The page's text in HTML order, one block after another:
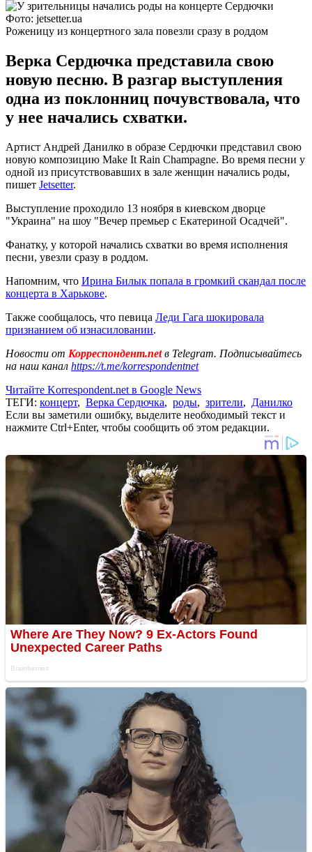
Фото: jetsetter.ua
Роженицу из концертного зала повезли сразу в роддом
Верка Сердючка представила свою
новую песню. В разгар выступления
одна из поклонниц почувствовала, что
у нее начались схватки.
Артист Андрей Данилко в образе Сердючки представил свою
новую композицию Make It Rain Champagne. Во время песни у
одной из присутствовавших в зале женщин начались роды,
пишет Jetsetter.
Выступление проходило 13 ноября в киевском дворце
"Украина" на шоу "Вечер премьер с Екатериной Осадчей".
Фанатку, у которой начались схватки во время исполнения
песни, увезли сразу в роддом.
Напомним, что Ирина Билык попала в громкий скандал после
концерта в Харькове.
Также сообщалось, что певица Леди Гага шокировала
признанием об изнасиловании.
Новости от Корреспондент.netв Telegram. Подписывайтесь
на наш канал https://t.me/korrespondentnet
Читайте Korrespondent.net в Google News
ТЕГИ: концерт, Верка Сердючка, роды, зрители, Данилко
Если вы заметили ошибку, выделите необходимый текст и
нажмите Ctrl+Enter, чтобы сообщить об этом редакции.